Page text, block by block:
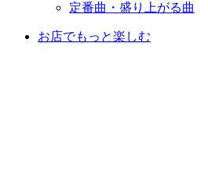
定番曲・盛り上がる曲
お店でもっと楽しむ